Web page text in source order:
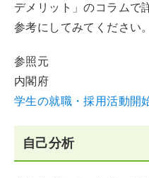
デメリット」のコラムで
参考にしてみてください。
参照元
内閣府
学生の就職・採用活動開
自己分析